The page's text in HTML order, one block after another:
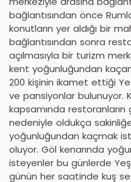
bağlantısından önce
konutların yer aldığı bir
bağlantısından sonra
açılmasıyla bir turizm
kent yoğunluğundan
200 kişinin ikamet ettiği
ve pansiyonlar bulunuyor.
kapsamında restoranların
nedeniyle oldukça
yoğunluğundan kaçmak
oluyor. Göl kenarında
isteyenler bu günlerde
günün her saatinde kuş